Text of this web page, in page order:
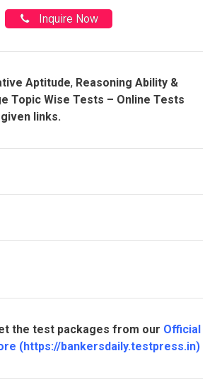
Inquire Now
Aptitude, Reasoning Ability &
Topic Wise Tests – Online Tests
links.
the test packages from our Official
(https://bankersdaily.testpress.in)